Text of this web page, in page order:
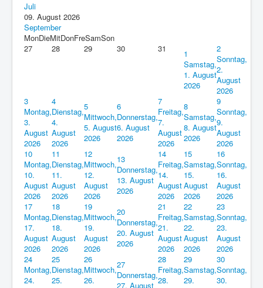
Juli
09. August 2026
September
MonDieMitDonFreSamSon
27
28 29 30 31
1
Samstag,
1. August
2026
2
Sonntag,
2.
August
2026
3
Montag,
3.
August
2026
4
Dienstag,
4.
August
2026
5
Mittwoch,
5. August
2026
6
Donnerstag,
6. August
2026
7
Freitag,
7.
August
2026
8
Samstag,
8. August
2026
9
Sonntag,
9.
August
2026
10
Montag,
10.
August
2026
11
Dienstag,
11.
August
2026
12
Mittwoch,
12.
August
2026
13
Donnerstag,
13. August
2026
14
Freitag,
14.
August
2026
15
Samstag,
15.
August
2026
16
Sonntag,
16.
August
2026
17
Montag,
17.
August
2026
18
Dienstag,
18.
August
2026
19
Mittwoch,
19.
August
2026
20
Donnerstag,
20. August
2026
21
Freitag,
21.
August
2026
22
Samstag,
22.
August
2026
23
Sonntag,
23.
August
2026
24
Montag,
24.
25
Dienstag,
25.
26
Mittwoch,
26.
27
Donnerstag,
27. August
28
Freitag,
28.
29
Samstag,
29.
30
Sonntag,
30.